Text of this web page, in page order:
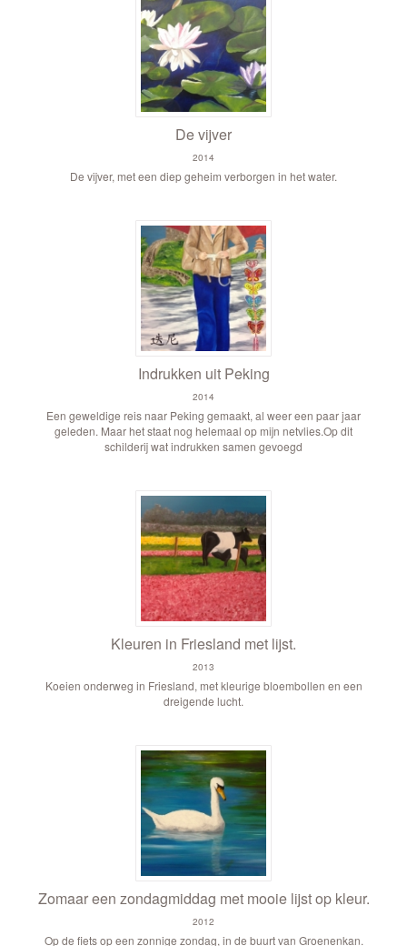
De vijver
2014
De vijver, met een diep geheim verborgen in het water.
Indrukken uit Peking
2014
Een geweldige reis naar Peking gemaakt, al weer een paar jaar
geleden. Maar het staat nog helemaal op mijn netvlies.Op dit
schilderij wat indrukken samen gevoegd
Kleuren in Friesland met lijst.
2013
Koeien onderweg in Friesland, met kleurige bloembollen en een
dreigende lucht.
Zomaar een zondagmiddag met mooie lijst op kleur.
2012
Op de fiets op een zonnige zondag, in de buurt van Groenenkan.